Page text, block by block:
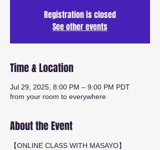
Registration is closed
See other events
Time & Location
Jul 29, 2025, 8:00 PM – 9:00 PM PDT
from your room to everywhere
About the Event
【ONLINE CLASS WITH MASAYO】